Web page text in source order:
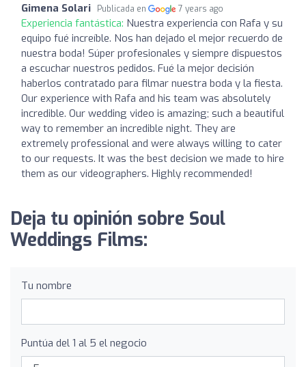
Gimena Solari Publicada en 7 years ago
Experiencia fantástica: Nuestra experiencia con Rafa y su
equipo fué increíble. Nos han dejado el mejor recuerdo de
nuestra boda! Súper profesionales y siempre dispuestos
a escuchar nuestros pedidos. Fué la mejor decisión
haberlos contratado para filmar nuestra boda y la fiesta.
Our experience with Rafa and his team was absolutely
incredible. Our wedding video is amazing; such a beautiful
way to remember an incredible night. They are
extremely professional and were always willing to cater
to our requests. It was the best decision we made to hire
them as our videographers. Highly recommended!
Deja tu opinión sobre Soul
Weddings Films:
Tu nombre
Puntúa del 1 al 5 el negocio